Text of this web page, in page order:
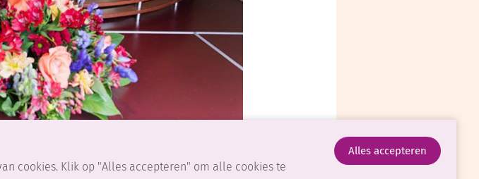
cookies. Klik op "Alles accepteren" om alle cookies te